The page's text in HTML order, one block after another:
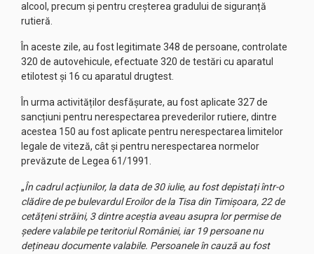
alcool, precum și pentru creșterea gradului de siguranță
rutieră.
În aceste zile, au fost legitimate 348 de persoane, controlate
320 de autovehicule, efectuate 320 de testări cu aparatul
etilotest și 16 cu aparatul drugtest.
În urma activităților desfășurate, au fost aplicate 327 de
sancțiuni pentru nerespectarea prevederilor rutiere, dintre
acestea 150 au fost aplicate pentru nerespectarea limitelor
legale de viteză, cât și pentru nerespectarea normelor
prevăzute de Legea 61/1991.
„În cadrul acțiunilor, la data de 30 iulie, au fost depistați într-o
clădire de pe bulevardul Eroilor de la Tisa din Timișoara, 22 de
cetățeni străini, 3 dintre aceștia aveau asupra lor permise de
ședere valabile pe teritoriul României, iar 19 persoane nu
dețineau documente valabile. Persoanele în cauză au fost